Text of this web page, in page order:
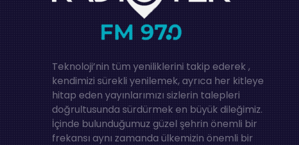
Teknoloji’nin tüm yeniliklerini takip ederek ,
kendimizi sürekli yenilemek, ayrıca her kitleye
hitap eden yayınlarımızı sizlerin talepleri
doğrultusunda sürdürmek en büyük dileğimiz.
İçinde bulunduğumuz güzel şehrin önemli bir
frekansı aynı zamanda ülkemizin önemli bir